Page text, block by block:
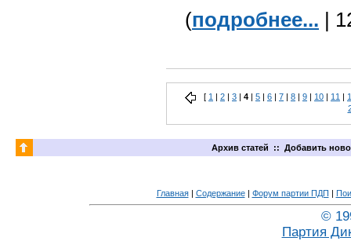
(подробнее... |
[ 1 2 3 4 5 6 7 8 9 10 11
Архив статей :: Добавить
Главная| Содержание| Форум партии ПДП |
©
Партия